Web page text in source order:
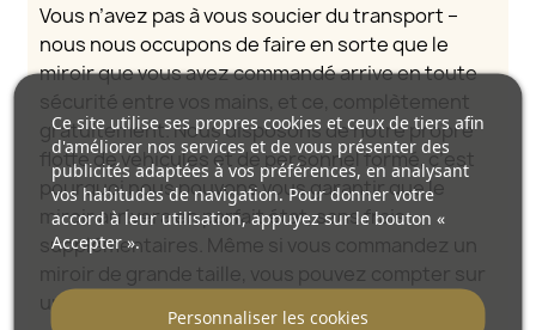
Vous n’avez pas à vous soucier du transport –
nous nous occupons de faire en sorte que le
miroir que vous avez commandé arrive en toute
sécurité entre vos mains, et ce, complètement
gratuitement. Nous disposons de notre propre
flotte de véhicules et de personnel formé, c’est
pourquoi nous pouvons vous garantir que le
miroir arrivera en parfait état, sans frais
supplémentaires. Même si vous commandez un
miroir de grande taille, vous pouvez compter sur
une livraison rapide.
Ce site utilise ses propres cookies et ceux de tiers afin
d'améliorer nos services et de vous présenter des
publicités adaptées à vos préférences, en analysant
vos habitudes de navigation. Pour donner votre
accord à leur utilisation, appuyez sur le bouton «
Accepter ».
Personnaliser les cookies